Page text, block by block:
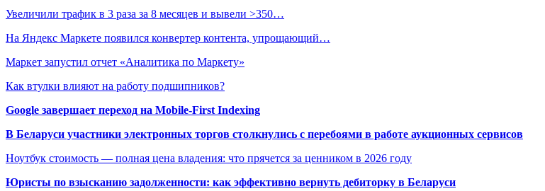
Увеличили трафик в 3 раза за 8 месяцев и вывели >350…
На Яндекс Маркете появился конвертер контента, упрощающий…
Маркет запустил отчет «Аналитика по Маркету»
Как втулки влияют на работу подшипников?
Google завершает переход на Mobile-First Indexing
В Беларуси участники электронных торгов столкнулись с перебоями в работе аукционных сервисов
Ноутбук стоимость — полная цена владения: что прячется за ценником в 2026 году
Юристы по взысканию задолженности: как эффективно вернуть дебиторку в Беларуси